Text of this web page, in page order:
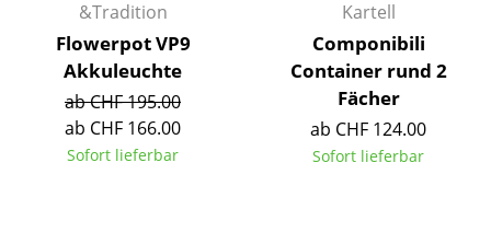
Konferenztische
Stehtische & Stehpulte
Kindertische
&Tradition
Flowerpot VP9
Akkuleuchte
ab CHF 195.00
ab CHF 166.00
Sofort lieferbar
Kartell
Componibili
Container rund 2
Fächer
ab CHF 124.00
Sofort lieferbar